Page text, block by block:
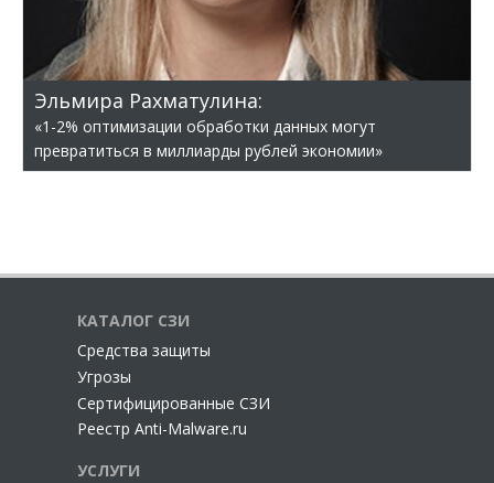
Эльмира Рахматулина:
«1-2% оптимизации обработки данных могут
превратиться в миллиарды рублей экономии»
КАТАЛОГ СЗИ
Cредства защиты
Угрозы
Сертифицированные СЗИ
Реестр Anti-Malware.ru
УСЛУГИ